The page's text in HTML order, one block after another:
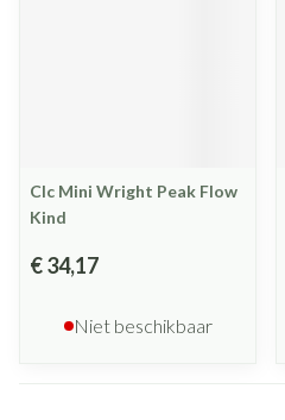
Clc Mini Wright Peak Flow
Kind
€ 34,17
Niet beschikbaar